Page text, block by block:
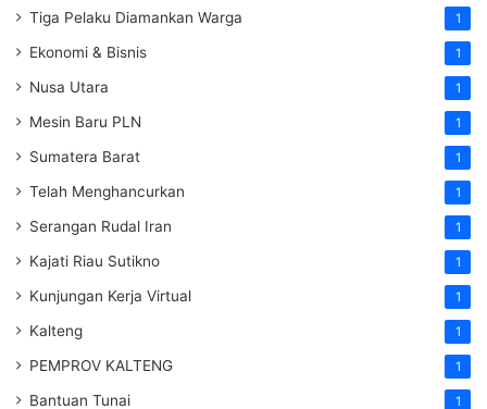
Tiga Pelaku Diamankan Warga 1
Ekonomi & Bisnis 1
Nusa Utara 1
Mesin Baru PLN 1
Sumatera Barat 1
Telah Menghancurkan 1
Serangan Rudal Iran 1
Kajati Riau Sutikno 1
Kunjungan Kerja Virtual 1
Kalteng 1
PEMPROV KALTENG 1
Bantuan Tunai 1